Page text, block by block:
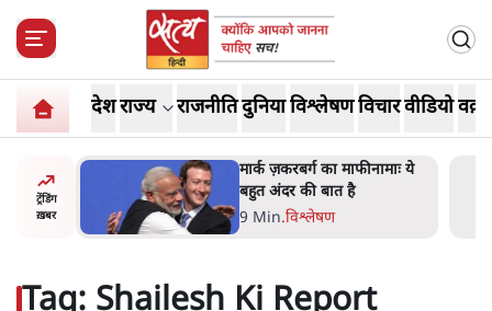
देशराज्य राजनीतिदुनियाविश्लेषणविचारवीडियो
ट्रेंडिंग
ख़बर
भागवत
मार्क ज़करबर्ग का माफीनामाः ये
बहुत अंदर की बात है
9 Min.विश्लेषण
Tag: Shailesh Ki Report